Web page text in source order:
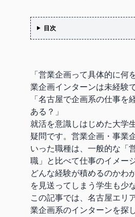
目次
「営業企画って具体的に何
業企画インターンは未経験
「名古屋で企画系の仕事を
ある？」
就活を意識しはじめた大学
疑問です。営業企画・事業
いった職種は、一般的な「
職」と比べて仕事のイメー
どんな経験が積めるのかわ
を見送ってしまう学生も少
この記事では、名古屋エリ
業企画系のインターンを探